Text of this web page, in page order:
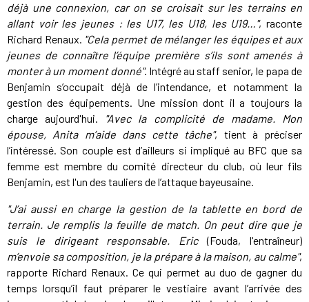
déjà une connexion, car on se croisait sur les terrains en
allant voir les jeunes : les U17, les U18, les U19…", raconte
Richard Renaux. "Cela permet de mélanger les équipes et aux
jeunes de connaître l’équipe première s’ils sont amenés à
monter à un moment donné". Intégré au staff senior, le papa de
Benjamin s’occupait déjà de l’intendance, et notamment la
gestion des équipements. Une mission dont il a toujours la
charge aujourd'hui. "Avec la complicité de madame. Mon
épouse, Anita m’aide dans cette tâche", tient à préciser
l’intéressé. Son couple est d’ailleurs si impliqué au BFC que sa
femme est membre du comité directeur du club, où leur fils
Benjamin, est l'un des tauliers de l’attaque bayeusaine.
"J’ai aussi en charge la gestion de la tablette en bord de
terrain. Je remplis la feuille de match. On peut dire que je
suis le dirigeant responsable. Eric(Fouda, l'entraîneur)
m’envoie sa composition, je la prépare à la maison, au calme",
rapporte Richard Renaux. Ce qui permet au duo de gagner du
temps lorsqu’il faut préparer le vestiaire avant l’arrivée des